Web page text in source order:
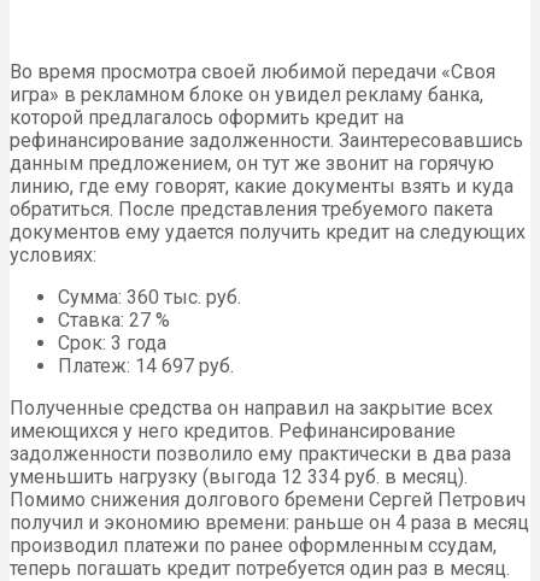
Во время просмотра своей любимой передачи «Своя
игра» в рекламном блоке он увидел рекламу банка,
которой предлагалось оформить кредит на
рефинансирование задолженности. Заинтересовавшись
данным предложением, он тут же звонит на горячую
линию, где ему говорят, какие документы взять и куда
обратиться. После представления требуемого пакета
документов ему удается получить кредит на следующих
условиях:
Сумма: 360 тыс. руб.
Ставка: 27 %
Срок: 3 года
Платеж: 14 697 руб.
Полученные средства он направил на закрытие всех
имеющихся у него кредитов. Рефинансирование
задолженности позволило ему практически в два раза
уменьшить нагрузку (выгода 12 334 руб. в месяц).
Помимо снижения долгового бремени Сергей Петрович
получил и экономию времени: раньше он 4 раза в месяц
производил платежи по ранее оформленным ссудам,
теперь погашать кредит потребуется один раз в месяц.